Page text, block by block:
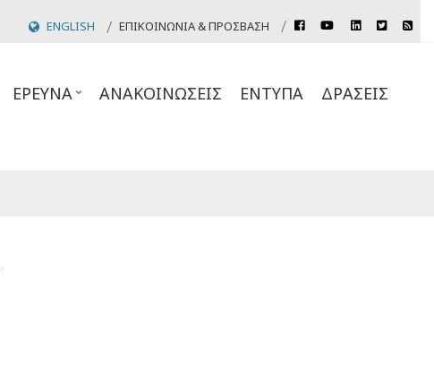
ENGLISH
Top
ΕΠΙΚΟΙΝΩΝΊΑ & ΠΡΌΣΒΑΣΗ facebookyoutubelinkedintwitterrss
ΈΡΕΥΝΑ ΑΝΑΚΟΙΝΏΣΕΙΣ ΈΝΤΥΠΑ ΔΡΆΣΕΙΣ